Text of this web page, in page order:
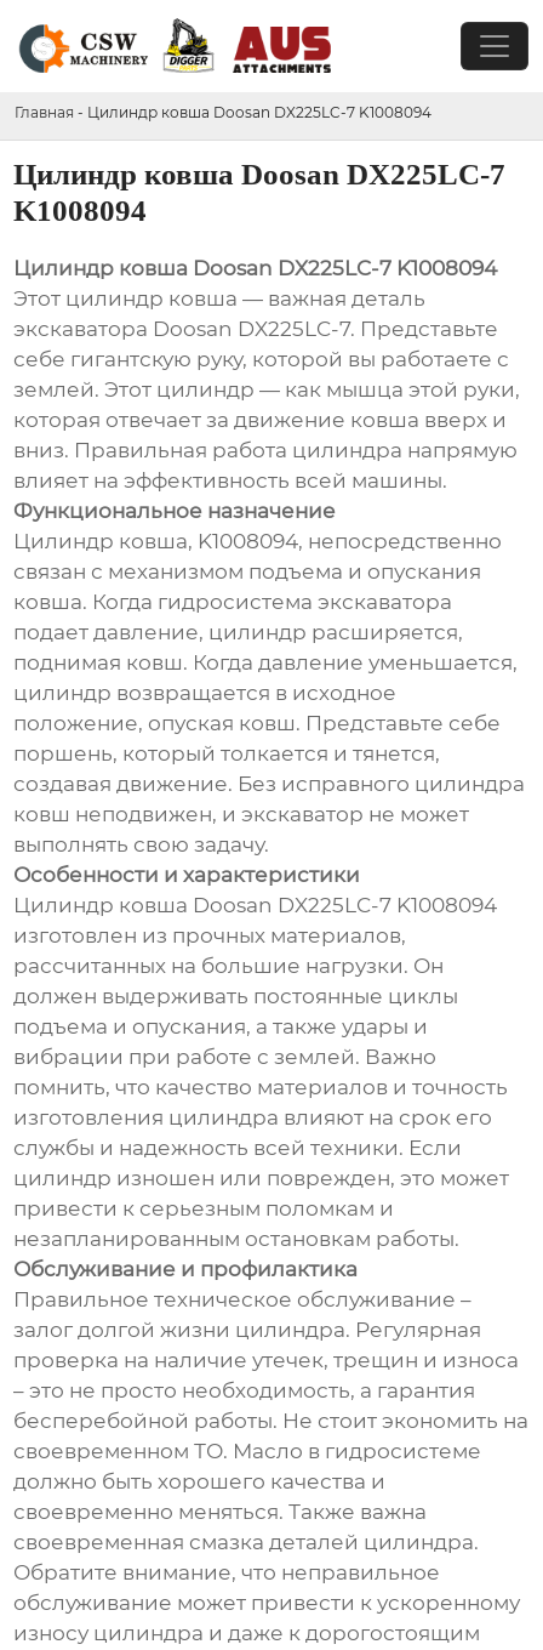
Главная - Цилиндр ковша Doosan DX225LC-7 K1008094
Цилиндр ковша Doosan DX225LC-7
K1008094
Цилиндр ковша Doosan DX225LC-7 K1008094
Этот цилиндр ковша — важная деталь
экскаватора Doosan DX225LC-7. Представьте
себе гигантскую руку, которой вы работаете с
землей. Этот цилиндр — как мышца этой руки,
которая отвечает за движение ковша вверх и
вниз. Правильная работа цилиндра напрямую
влияет на эффективность всей машины.
Функциональное назначение
Цилиндр ковша, K1008094, непосредственно
связан с механизмом подъема и опускания
ковша. Когда гидросистема экскаватора
подает давление, цилиндр расширяется,
поднимая ковш. Когда давление уменьшается,
цилиндр возвращается в исходное
положение, опуская ковш. Представьте себе
поршень, который толкается и тянется,
создавая движение. Без исправного цилиндра
ковш неподвижен, и экскаватор не может
выполнять свою задачу.
Особенности и характеристики
Цилиндр ковша Doosan DX225LC-7 K1008094
изготовлен из прочных материалов,
рассчитанных на большие нагрузки. Он
должен выдерживать постоянные циклы
подъема и опускания, а также удары и
вибрации при работе с землей. Важно
помнить, что качество материалов и точность
изготовления цилиндра влияют на срок его
службы и надежность всей техники. Если
цилиндр изношен или поврежден, это может
привести к серьезным поломкам и
незапланированным остановкам работы.
Обслуживание и профилактика
Правильное техническое обслуживание –
залог долгой жизни цилиндра. Регулярная
проверка на наличие утечек, трещин и износа
– это не просто необходимость, а гарантия
бесперебойной работы. Не стоит экономить на
своевременном ТО. Масло в гидросистеме
должно быть хорошего качества и
своевременно меняться. Также важна
своевременная смазка деталей цилиндра.
Обратите внимание, что неправильное
обслуживание может привести к ускоренному
износу цилиндра и даже к дорогостоящим